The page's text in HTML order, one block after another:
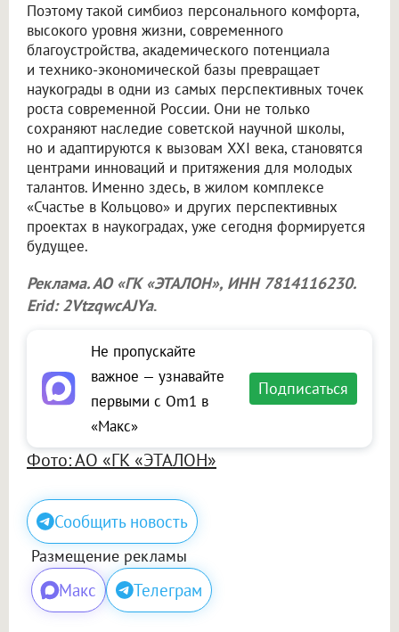
Поэтому такой симбиоз персонального комфорта,
высокого уровня жизни, современного
благоустройства, академического потенциала
и технико-экономической базы превращает
наукограды в одни из самых перспективных точек
роста современной России. Они не только
сохраняют наследие советской научной школы,
но и адаптируются к вызовам XXI века, становятся
центрами инноваций и притяжения для молодых
талантов. Именно здесь, в жилом комплексе
«Счастье в Кольцово» и других перспективных
проектах в наукоградах, уже сегодня формируется
будущее.
Реклама. АО «ГК «ЭТАЛОН», ИНН 7814116230.
Erid: 2VtzqwcAJYa.
Не пропускайте
важное — узнавайте
первыми с Om1 в
«Макс»
Подписаться
Фото: АО «ГК «ЭТАЛОН»
Сообщить новость
Размещение рекламы
Макс Телеграм